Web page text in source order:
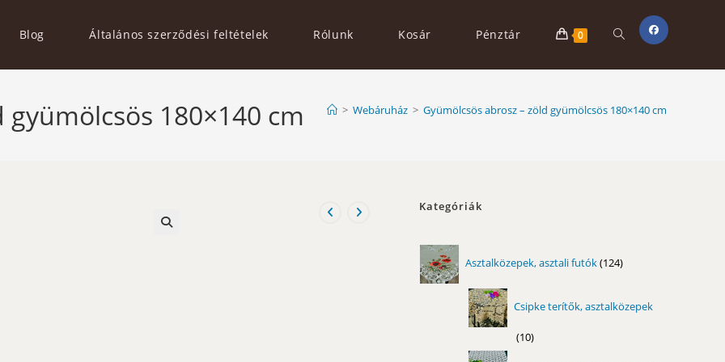
Blog Általános szerződési feltételek Rólunk Kosár Pénztár 0 Toggle
website
180×140 cm > Webáruház > Gyümölcsös abrosz – zöld gyümölcsös 180×140 cm
Kategóriák
Asztalközepek, asztali futók 124
termék
Csipke terítők, asztalközepek
1010